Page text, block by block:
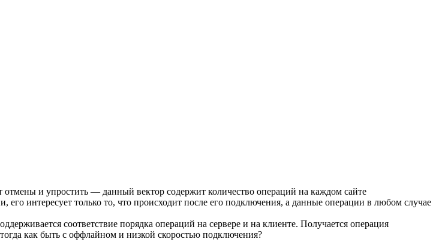
отмены и упростить — данный вектор содержит количество операций на каждом сайте
его интересует только то, что происходит после его подключения, а данные операции в любом случае
соответствие порядка операций на сервере и на клиенте. Получается операция
как быть с оффлайном и низкой скоростью подключения?